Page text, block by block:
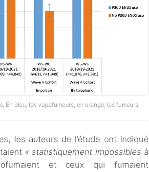
En bleu, les vapofumeurs, en orange, les fumeurs
les auteurs de l’étude ont indiqué
« statistiquement impossibles à
et ceux qui fumaient